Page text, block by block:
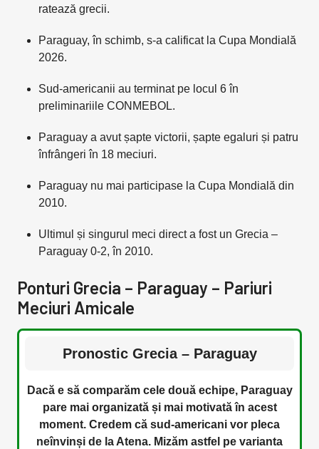
ratează grecii.
Paraguay, în schimb, s-a calificat la Cupa Mondială
2026.
Sud-americanii au terminat pe locul 6 în
preliminariile CONMEBOL.
Paraguay a avut șapte victorii, șapte egaluri și patru
înfrângeri în 18 meciuri.
Paraguay nu mai participase la Cupa Mondială din
2010.
Ultimul și singurul meci direct a fost un Grecia –
Paraguay 0-2, în 2010.
Ponturi Grecia – Paraguay – Pariuri
Meciuri Amicale
Pronostic Grecia – Paraguay
Dacă e să comparăm cele două echipe, Paraguay
pare mai organizată și mai motivată în acest
moment. Credem că sud-americani vor pleca
neînvinși de la Atena. Mizăm astfel pe varianta